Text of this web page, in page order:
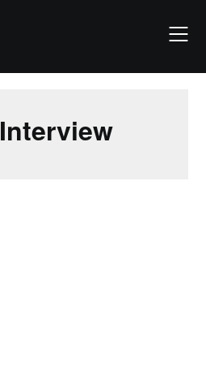
Interview